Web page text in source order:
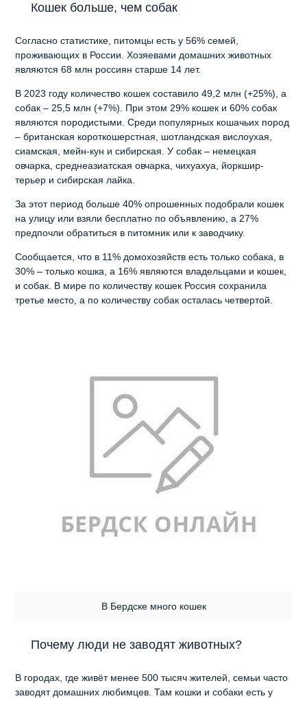
Кошек больше, чем собак
Согласно статистике, питомцы есть у 56% семей,
проживающих в России. Хозяевами домашних животных
являются 68 млн россиян старше 14 лет.
В 2023 году количество кошек составило 49,2 млн (+25%), а
собак – 25,5 млн (+7%). При этом 29% кошек и 60% собак
являются породистыми. Среди популярных кошачьих пород
– британская короткошерстная, шотландская вислоухая,
сиамская, мейн-кун и сибирская. У собак – немецкая
овчарка, среднеазиатская овчарка, чихуахуа, йоркшир-
терьер и сибирская лайка.
За этот период больше 40% опрошенных подобрали кошек
на улицу или взяли бесплатно по объявлению, а 27%
предпочли обратиться в питомник или к заводчику.
Сообщается, что в 11% домохозяйств есть только собака, в
30% – только кошка, а 16% являются владельцами и кошек,
и собак. В мире по количеству кошек Россия сохранила
третье место, а по количеству собак осталась четвертой.
В Бердске много кошек
Почему люди не заводят животных?
В городах, где живёт менее 500 тысяч жителей, семьи часто
заводят домашних любимцев. Там кошки и собаки есть у